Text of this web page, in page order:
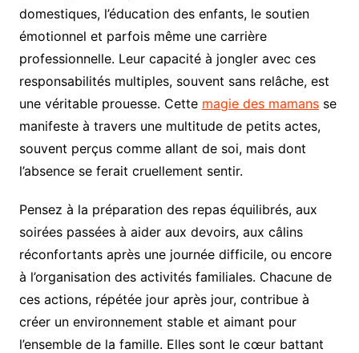
domestiques, l’éducation des enfants, le soutien
émotionnel et parfois même une carrière
professionnelle. Leur capacité à jongler avec ces
responsabilités multiples, souvent sans relâche, est
une véritable prouesse. Cette magie des mamansse
manifeste à travers une multitude de petits actes,
souvent perçus comme allant de soi, mais dont
l’absence se ferait cruellement sentir.
Pensez à la préparation des repas équilibrés, aux
soirées passées à aider aux devoirs, aux câlins
réconfortants après une journée difficile, ou encore
à l’organisation des activités familiales. Chacune de
ces actions, répétée jour après jour, contribue à
créer un environnement stable et aimant pour
l’ensemble de la famille. Elles sont le cœur battant